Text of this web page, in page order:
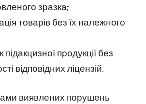
зразка;
товарів без їх належного
продукції без
відповідних ліцензій.
виявлених порушень